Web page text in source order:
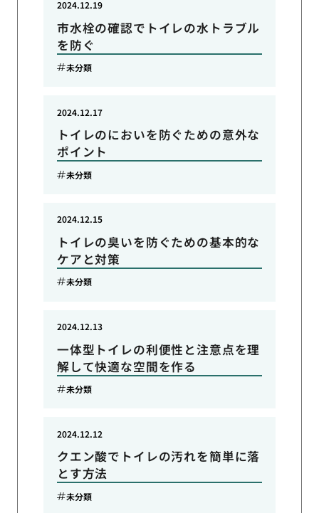
市水栓の確認でトイレの水トラブル
を防ぐ
2024.12.19
未分類
トイレのにおいを防ぐための意外な
ポイント
2024.12.17
未分類
トイレの臭いを防ぐための基本的な
ケアと対策
2024.12.15
未分類
一体型トイレの利便性と注意点を理
解して快適な空間を作る
2024.12.13
未分類
クエン酸でトイレの汚れを簡単に落
とす方法
2024.12.12
未分類